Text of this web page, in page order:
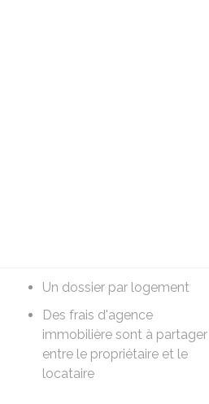
Un dossier par logement
Des frais d'agence
immobilière sont à partager
entre le propriétaire et le
locataire